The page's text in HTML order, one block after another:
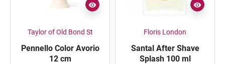
Taylor of Old Bond St
Pennello Color Avorio
12 cm
Floris London
Santal After Shave
Splash 100 ml